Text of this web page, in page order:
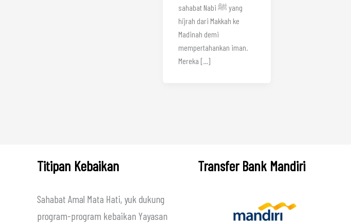
sahabat Nabi ﷺ yang
hijrah dari Makkah ke
Madinah demi
mempertahankan iman.
Mereka […]
Titipan Kebaikan
Sahabat Amal Mata Hati, yuk dukung
program-program kebaikan Yayasan
Transfer Bank Mandiri